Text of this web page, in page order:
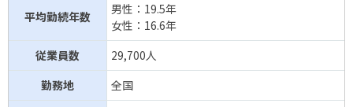
平均勤続年数
男性：19.5年
女性：16.6年
従業員数
29,700人
勤務地
全国